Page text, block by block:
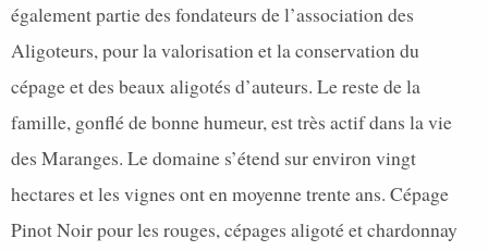
également partie des fondateurs de l’association des
Aligoteurs, pour la valorisation et la conservation du
cépage et des beaux aligotés d’auteurs. Le reste de la
famille, gonflé de bonne humeur, est très actif dans la vie
des Maranges. Le domaine s’étend sur environ vingt
hectares et les vignes ont en moyenne trente ans. Cépage
Pinot Noir pour les rouges, cépages aligoté et chardonnay